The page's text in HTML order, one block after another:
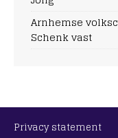
Arnhemse
Schenk vast
Privacy statement